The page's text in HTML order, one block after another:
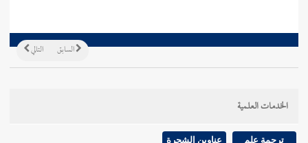
التالي السابق
الخدمات العلمية
ترجمة علم عناوين الشجرة